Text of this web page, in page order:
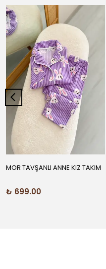
MOR TAVŞANLI ANNE KIZ TAKIM
₺ 699.00